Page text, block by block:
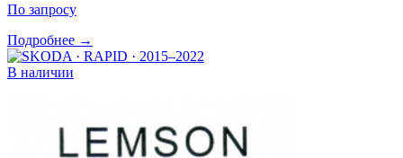
По запросу
Подробнее →
В наличии